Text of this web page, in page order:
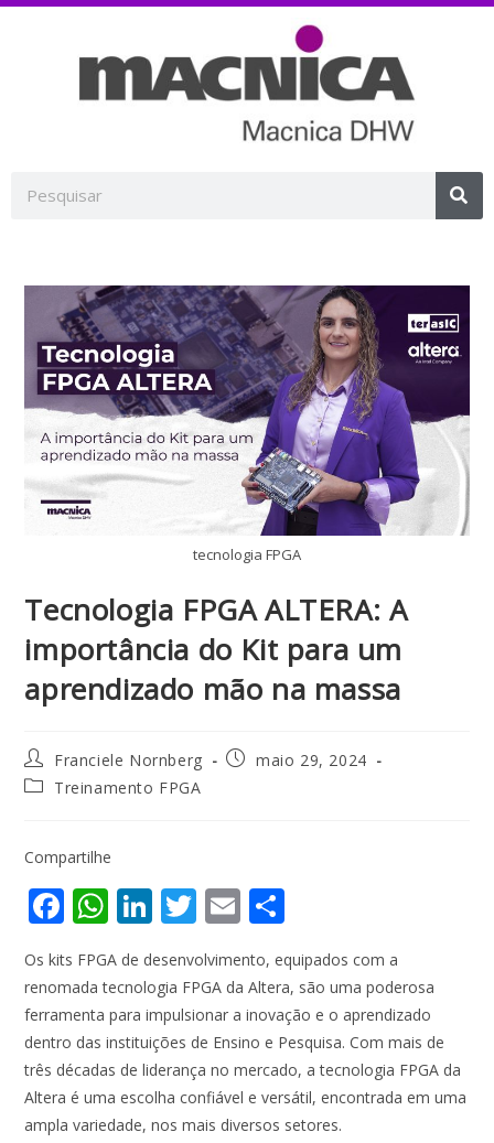
tecnologia FPGA
Tecnologia FPGA ALTERA: A
importância do Kit para um
aprendizado mão na massa
Franciele Nornberg
maio 29, 2024
Treinamento FPGA
Compartilhe
F
e
b
o
o
k
W
h
at
s
A
p
p
Li
k
e
dI
n
T
w
itt
er
E
ai
l
ar
e
Os kits FPGA de desenvolvimento, equipados com a
renomada tecnologia FPGA da Altera, são uma poderosa
ferramenta para impulsionar a inovação e o aprendizado
dentro das instituições de Ensino e Pesquisa. Com mais de
três décadas de liderança no mercado, a tecnologia FPGA da
Altera é uma escolha confiável e versátil, encontrada em uma
ampla variedade, nos mais diversos setores.